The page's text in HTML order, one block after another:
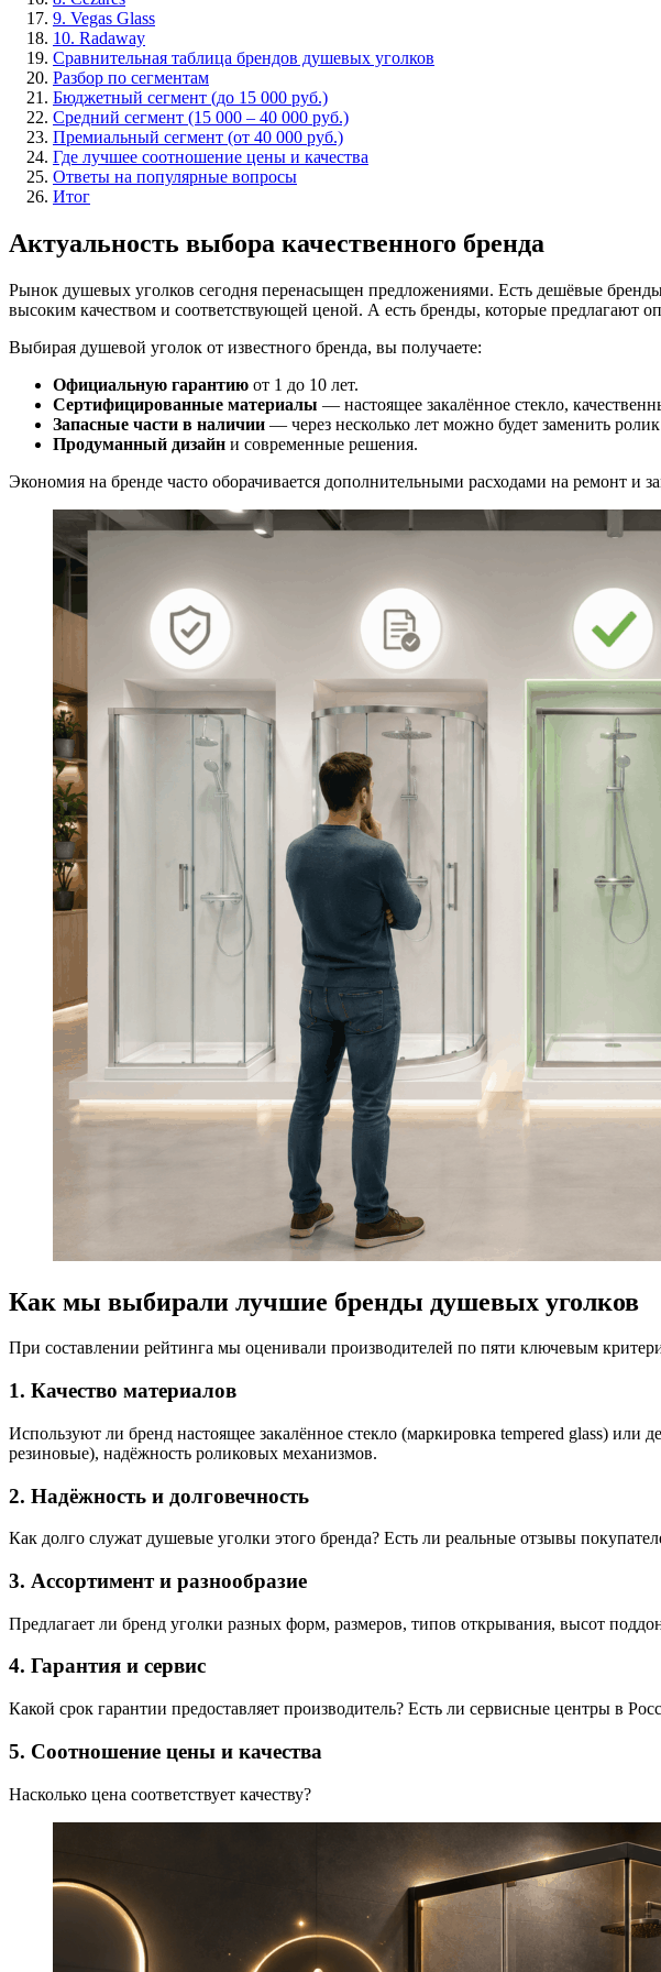
9. Vegas Glass
10. Radaway
Сравнительная таблица брендов душевых уголков
Разбор по сегментам
Бюджетный сегмент (до 15 000 руб.)
Средний сегмент (15 000 – 40 000 руб.)
Премиальный сегмент (от 40 000 руб.)
Где лучшее соотношение цены и качества
Ответы на популярные вопросы
Итог
Актуальность выбора качественного бренда
Рынок душевых уголков сегодня перенасыщен предложениями. Есть дешёвые
высоким качеством и соответствующей ценой. А есть бренды, которые предлагают
Выбирая душевой уголок от известного бренда, вы получаете:
Официальную гарантию от 1 до 10 лет.
Сертифицированные материалы — настоящее закалённое стекло,
Запасные части в наличии — через несколько лет можно будет заменить
Продуманный дизайн и современные решения.
Экономия на бренде часто оборачивается дополнительными расходами на ремонт
Как мы выбирали лучшие бренды душевых уголков
При составлении рейтинга мы оценивали производителей по пяти ключевым
1. Качество материалов
Используют ли бренд настоящее закалённое стекло (маркировка tempered glass)
резиновые), надёжность роликовых механизмов.
2. Надёжность и долговечность
Как долго служат душевые уголки этого бренда? Есть ли реальные отзывы
3. Ассортимент и разнообразие
Предлагает ли бренд уголки разных форм, размеров, типов открывания, высот
4. Гарантия и сервис
Какой срок гарантии предоставляет производитель? Есть ли сервисные центры в
5. Соотношение цены и качества
Насколько цена соответствует качеству?